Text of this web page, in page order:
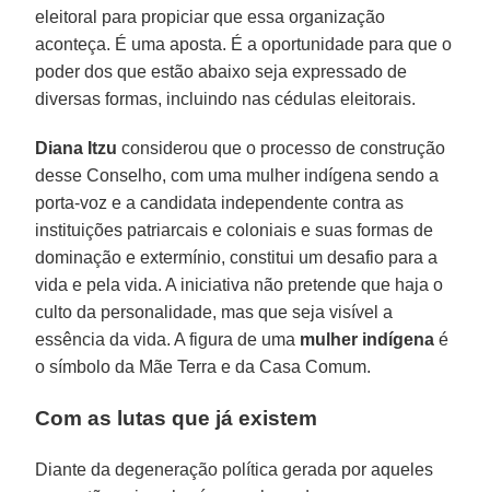
eleitoral para propiciar que essa organização
aconteça. É uma aposta. É a oportunidade para que o
poder dos que estão abaixo seja expressado de
diversas formas, incluindo nas cédulas eleitorais.
Diana Itzu considerou que o processo de construção
desse Conselho, com uma mulher indígena sendo a
porta-voz e a candidata independente contra as
instituições patriarcais e coloniais e suas formas de
dominação e extermínio, constitui um desafio para a
vida e pela vida. A iniciativa não pretende que haja o
culto da personalidade, mas que seja visível a
essência da vida. A figura de uma mulher indígena é
o símbolo da Mãe Terra e da Casa Comum.
Com as lutas que já existem
Diante da degeneração política gerada por aqueles